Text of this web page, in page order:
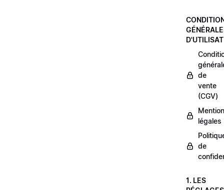
de
vente
(CGV)
légales
de
1. LES